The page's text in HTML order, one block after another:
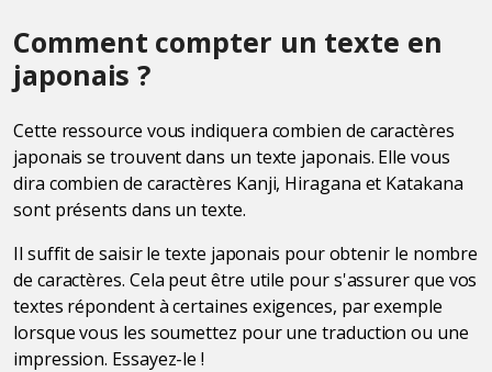
Comment compter un texte en
japonais ?
Cette ressource vous indiquera combien de caractères
japonais se trouvent dans un texte japonais. Elle vous
dira combien de caractères Kanji, Hiragana et Katakana
sont présents dans un texte.
Il suffit de saisir le texte japonais pour obtenir le nombre
de caractères. Cela peut être utile pour s'assurer que vos
textes répondent à certaines exigences, par exemple
lorsque vous les soumettez pour une traduction ou une
impression. Essayez-le !